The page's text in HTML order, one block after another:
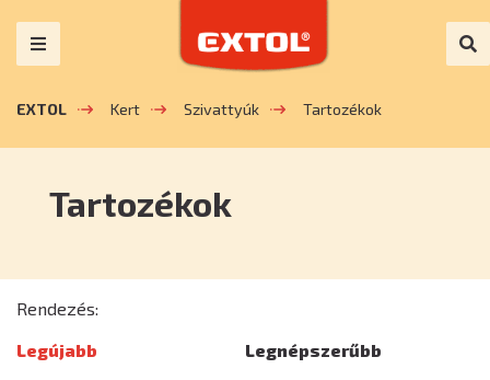
EXTOL Kert Szivattyúk Tartozékok
Tartozékok
Rendezés:
Legújabb
Legnépszerűbb